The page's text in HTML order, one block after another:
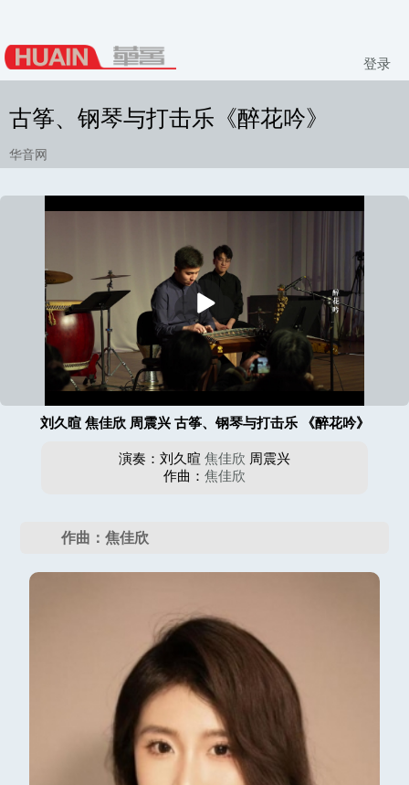
登录
古筝、钢琴与打击乐《醉花吟》
华音网
放
刘久暄 焦佳欣 周震兴 古筝、钢琴与打击乐 《醉花吟》
演奏：刘久暄 焦佳欣 周震兴
作曲： 焦佳欣
作曲：焦佳欣